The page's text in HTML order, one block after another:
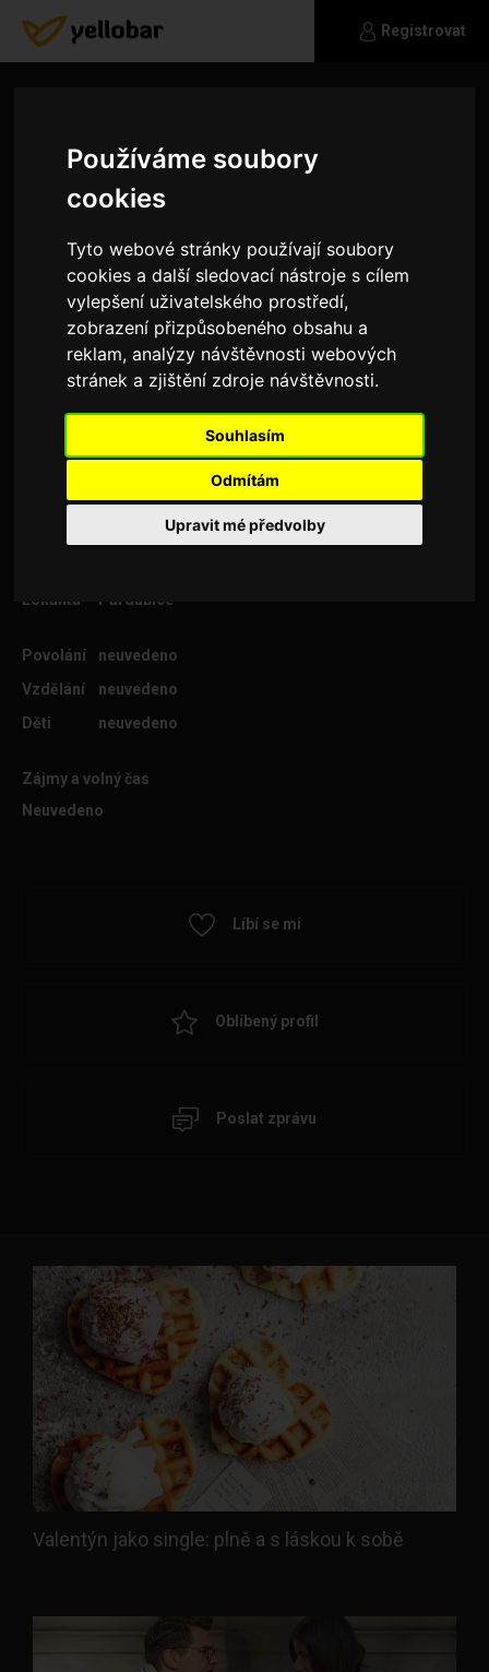
Používáme soubory
cookies
Tyto webové stránky používají soubory
cookies a další sledovací nástroje s cílem
vylepšení uživatelského prostředí,
zobrazení přizpůsobeného obsahu a
reklam, analýzy návštěvnosti webových
stránek a zjištění zdroje návštěvnosti.
Souhlasím
Odmítám
Upravit mé předvolby
Registrovat
Brona
Rybarina
Lokalita
Pardubice
Povolání
neuvedeno
Vzdělání
neuvedeno
Děti
neuvedeno
Zájmy a volný čas
Neuvedeno
Líbí se mi
Oblíbený profil
Poslat zprávu
Valentýn jako single: plně a s láskou k sobě